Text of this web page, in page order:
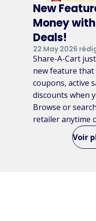
New
Money
Deals!
22 May 2026
Share-A-Cart
new feature that
coupons, active
discounts when
Browse or
retailer anytime
Voir